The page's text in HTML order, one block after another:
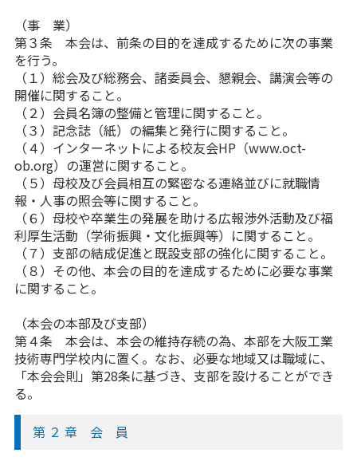
（事 業）
第３条 本会は、前条の目的を達成するために次の事業
を行う。
（１）総会及び総務会、諸委員会、懇親会、講演会等の
開催に関すること。
（２）会員名簿の整備と管理に関すること。
（３）記念誌（紙）の編集と発行に関すること。
（４）インターネットによる校友会HP（www.oct-
ob.org）の運営に関すること。
（５）母校及び会員相互の緊密なる連絡並びに就職情
報・人事の照会等に関すること。
（６）母校や卒業生の発展を助ける広報渉外活動及び福
利厚生活動（学術振興・文化振興等）に関すること。
（７）支部の結成促進と既設支部の強化に関すること。
（８）その他、本会の目的を達成するために必要な事業
に関すること。
（本会の本部及び支部）
第４条 本会は、本会の維持存続の為、本部を大阪工業
技術専門学校内に置く。なお、必要な地域又は職域に、
「本会会則」第28条に基づき、支部を設けることができ
る。
第 ２ 章 会 員